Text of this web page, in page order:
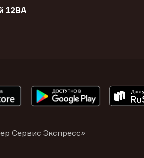
12ВА
Сервис Экспресс»